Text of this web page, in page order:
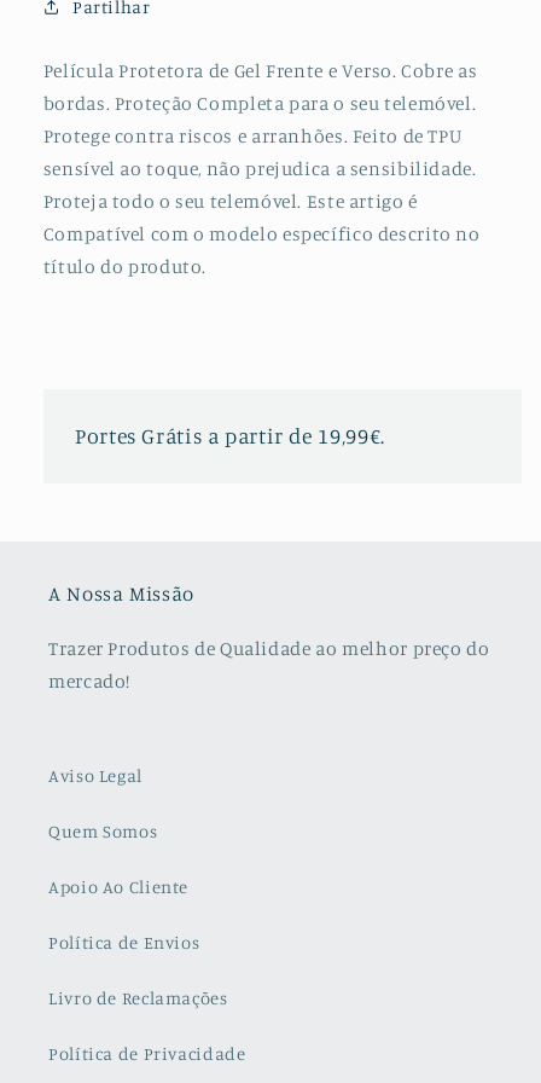
Frente
Verso
para
Honor
V20
Verso
para
Huawei
Honor
V20
Partilhar
Película Protetora de Gel Frente e Verso. Cobre as
bordas. Proteção Completa para o seu telemóvel.
Protege contra riscos e arranhões. Feito de TPU
sensível ao toque, não prejudica a sensibilidade.
Proteja todo o seu telemóvel. Este artigo é
Compatível com o modelo específico descrito no
título do produto.
Portes Grátis a partir de 19,99€.
A Nossa Missão
Trazer Produtos de Qualidade ao melhor preço do
mercado!
Aviso Legal
Quem Somos
Apoio Ao Cliente
Política de Envios
Livro de Reclamações
Política de Privacidade